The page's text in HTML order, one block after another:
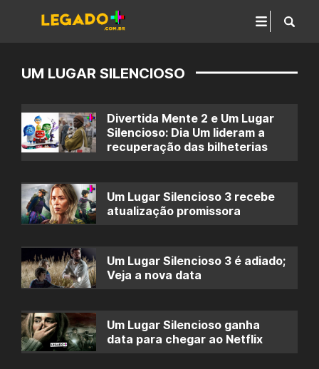
UM LUGAR SILENCIOSO
Divertida Mente 2 e Um Lugar
Silencioso: Dia Um lideram a
recuperação das bilheterias
Um Lugar Silencioso 3 recebe
atualização promissora
Um Lugar Silencioso 3 é adiado;
Veja a nova data
Um Lugar Silencioso ganha
data para chegar ao Netflix